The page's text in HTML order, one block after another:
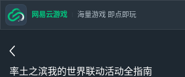
率土之滨我的世界联动活动全指南
网易云游戏 海量游戏 即点即玩